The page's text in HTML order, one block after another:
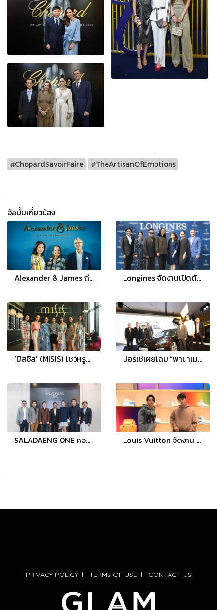
#ChopardSavoirFaire #TheArtisanOfEmotions
อัลบั้มเกี่ยวข้อง
Alexander & James ถ่ายทอดมนต์เสน่ห์ชวนหลงใหล สะท้อนกลิ่นอายแบบฉบับอังกฤษ แห่งแรกในเอเชีย! Longines จัดงานเปิดตัว Record Collection พร้อมแสดงเรือนเวลารุ่นประวัติศาสตร์จากสวิตเซอร์แลนด์
‘มิสซิส’ (MISIS) โชว์หรูแฟชั่นเปิดตัวจิวเวลรี่ สะท้อนความงดงามใต้ท้องทะเล พร้อมลิ้มรสชุดน้ำชายามบ่าย ปอร์เช่เผยโฉม “พานาเมร่า” รุ่นใหม่ ที่แรกในภูมิภาคเอเชียแปซิฟิก
SALADAENG ONE คอนโดซูเปอร์ลักชัวรี่ ที่ออกแบบมาเพื่อเป็น “THE ONE THAT MATTERS” ของผู้อยู่อาศัย Louis Vuitton จัดงาน “หลุยส์ วิตตอง เอ็กซ์คลูซีฟ ปาร์ตี้ สุภาพบุรุษ โดย เวอร์จิล แอบโลห์ ครั้งแรกในไทย
PRIVACY POLICYl TERMS OF USE l CONTACT US